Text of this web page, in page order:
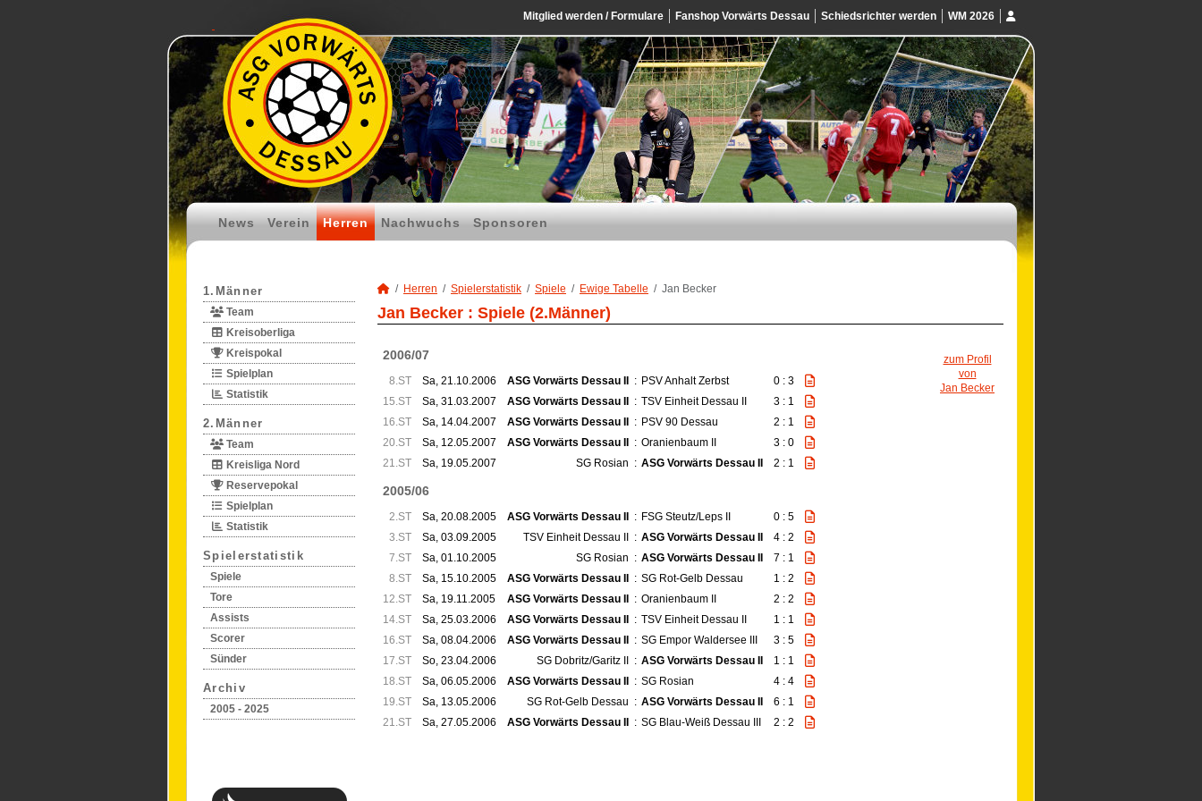
Mitglied werden / Formulare Fanshop Vorwärts Dessau Schiedsrichter werden WM 2026
News Verein Herren Nachwuchs Sponsoren
1.Männer
Team
Kreisoberliga
Kreispokal
Spielplan
Statistik
2.Männer
Team
Kreisliga Nord
Reservepokal
Spielplan
Statistik
Spielerstatistik
Spiele
Tore
Assists
Scorer
Sünder
Archiv
2005 - 2025
Herren Spielerstatistik Spiele Ewige Tabelle Jan Becker
Jan Becker : Spiele (2.Männer)
zum Profil
von
Jan Becker
2006/07
8.ST Sa, 21.10.2006 ASG Vorwärts Dessau II : PSV Anhalt Zerbst
0 : 3
15.ST
Sa, 31.03.2007 ASG Vorwärts Dessau II : TSV Einheit Dessau II
3 : 1
16.ST
Sa, 14.04.2007 ASG Vorwärts Dessau II : PSV 90 Dessau
2 : 1
20.ST
Sa, 12.05.2007 ASG Vorwärts Dessau II : Oranienbaum II
3 : 0
21.ST
Sa, 19.05.2007 SG Rosian : ASG Vorwärts Dessau II 2 : 1
2005/06
2.ST Sa, 20.08.2005 ASG Vorwärts Dessau II : FSG Steutz/Leps II
0 : 5
3.ST
Sa, 03.09.2005 TSV Einheit Dessau II : ASG Vorwärts Dessau II
4 : 2
7.ST
Sa, 01.10.2005 SG Rosian : ASG Vorwärts Dessau II
7 : 1
8.ST
Sa, 15.10.2005 ASG Vorwärts Dessau II : SG Rot-Gelb Dessau
1 : 2
12.ST
Sa, 19.11.2005 ASG Vorwärts Dessau II : Oranienbaum II
2 : 2
14.ST
Sa, 25.03.2006 ASG Vorwärts Dessau II : TSV Einheit Dessau II
1 : 1
16.ST
Sa, 08.04.2006 ASG Vorwärts Dessau II : SG Empor Waldersee III
3 : 5
17.ST
So, 23.04.2006 SG Dobritz/Garitz II : ASG Vorwärts Dessau II
1 : 1
18.ST
Sa, 06.05.2006 ASG Vorwärts Dessau II : SG Rosian
4 : 4
19.ST
Sa, 13.05.2006 SG Rot-Gelb Dessau : ASG Vorwärts Dessau II
6 : 1
21.ST
Sa, 27.05.2006 ASG Vorwärts Dessau II : SG Blau-Weiß Dessau III 2 : 2